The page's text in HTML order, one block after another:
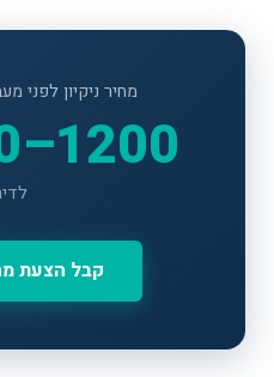
מחיר ניקיון לפני
1200–4000 ₪
קבל הצעת